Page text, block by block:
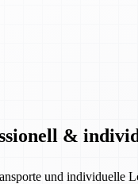
&
und individuelle